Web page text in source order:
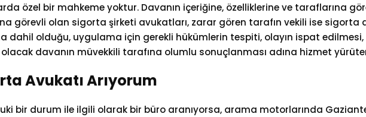
özel bir mahkeme yoktur. Davanın içeriğine, özelliklerine ve taraflarına
görevli olan sigorta şirketi avukatları, zarar gören tarafın vekili ise sigorta
dahil olduğu, uygulama için gerekli hükümlerin tespiti, olayın ispat
davanın müvekkili tarafına olumlu sonuçlanması adına hizmet
Avukatı Arıyorum
bir durum ile ilgili olarak bir büro aranıyorsa, arama motorlarında